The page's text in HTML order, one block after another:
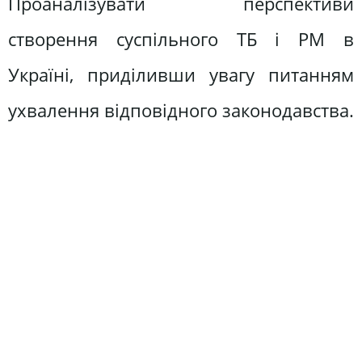
створення суспільного ТБ і РМ в
Україні, приділивши увагу питанням
ухвалення відповідного законодавства.